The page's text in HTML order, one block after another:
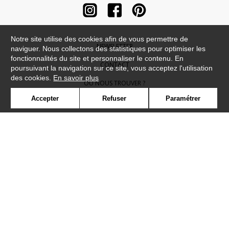
NEWSLETTER
CONTACT
OÙ NOUS TROUVER ?
CONTRACT
Notre site utilise des cookies afin de vous permettre de
naviguer. Nous collectons des statistiques pour optimiser les
fonctionnalités du site et personnaliser le contenu. En
poursuivant la navigation sur ce site, vous acceptez l'utilisation
des cookies. En savoir plus
Accepter Refuser Paramétrer